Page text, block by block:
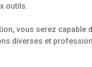
outils.
vous serez capable
diverses et